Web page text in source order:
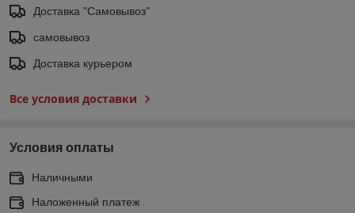
Доставка "Самовывоз"
самовывоз
Доставка курьером
Все условия доставки
Условия оплаты
Наличными
Наложенный платеж